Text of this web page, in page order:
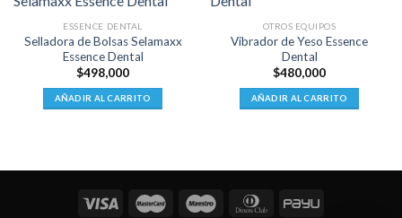
ESSENCE DENTAL
Selladora de Bolsas Selamaxx
Essence Dental
$498,000
AÑADIR AL CARRITO
OTROS EQUIPOS
Vibrador de Yeso Essence
Dental
$480,000
AÑADIR AL CARRITO